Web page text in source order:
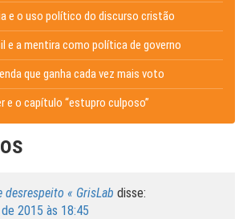
e o uso político do discurso cristão
e a mentira como política de governo
que ganha cada vez mais voto
e o capítulo “estupro culposo”
« GrisLab disse:
2015 às 18:45